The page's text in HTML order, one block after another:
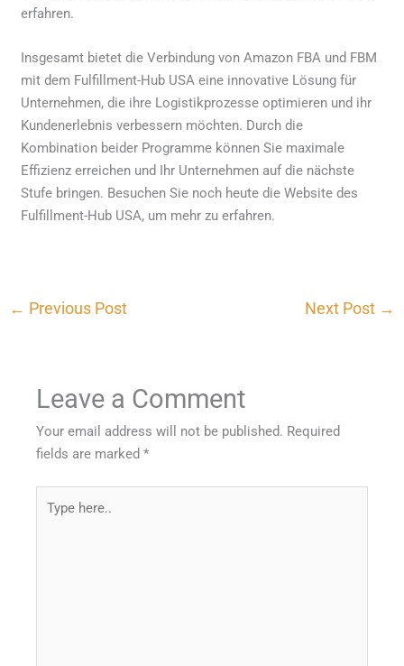
erfahren.
Insgesamt bietet die Verbindung von Amazon FBA und FBM
mit dem Fulfillment-Hub USA eine innovative Lösung für
Unternehmen, die ihre Logistikprozesse optimieren und ihr
Kundenerlebnis verbessern möchten. Durch die
Kombination beider Programme können Sie maximale
Effizienz erreichen und Ihr Unternehmen auf die nächste
Stufe bringen. Besuchen Sie noch heute die Website des
Fulfillment-Hub USA, um mehr zu erfahren.
← Previous Post Next Post →
Leave a Comment
Your email address will not be published. Required
fields are marked*
here..